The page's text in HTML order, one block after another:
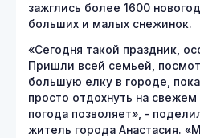
зажглись более 1600
больших и малых снежинок.
«Сегодня такой праздник,
Пришли всей семьей,
большую елку в городе,
просто отдохнуть на
погода позволяет», -
житель города Анастасия.